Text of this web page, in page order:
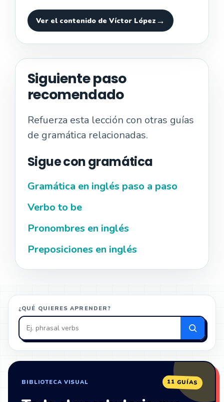
Ver el contenido de Víctor López
Siguiente paso
recomendado
Refuerza esta lección con otras guías
de gramática relacionadas.
Sigue con gramática
Gramática en inglés paso a paso
Verbo to be
Pronombres en inglés
Preposiciones en inglés
¿QUÉ QUIERES APRENDER?
Buscar
en
ZonaIngles
BIBLIOTECA VISUAL 11 GUÍAS